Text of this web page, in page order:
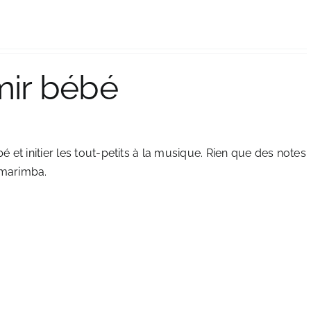
bébé
et initier les tout-petits à la musique. Rien que des notes